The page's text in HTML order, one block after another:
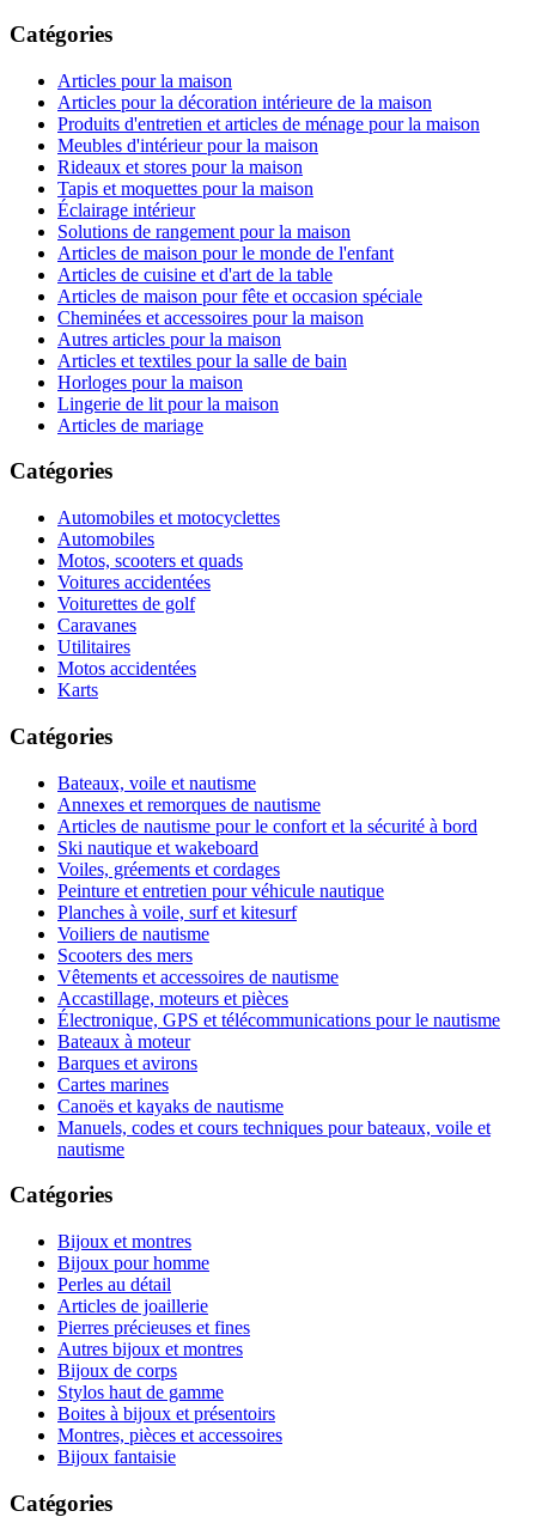
Catégories
Articles pour la maison
Articles pour la décoration intérieure de la maison
Produits d'entretien et articles de ménage pour la maison
Meubles d'intérieur pour la maison
Rideaux et stores pour la maison
Tapis et moquettes pour la maison
Éclairage intérieur
Solutions de rangement pour la maison
Articles de maison pour le monde de l'enfant
Articles de cuisine et d'art de la table
Articles de maison pour fête et occasion spéciale
Cheminées et accessoires pour la maison
Autres articles pour la maison
Articles et textiles pour la salle de bain
Horloges pour la maison
Lingerie de lit pour la maison
Articles de mariage
Catégories
Automobiles et motocyclettes
Automobiles
Motos, scooters et quads
Voitures accidentées
Voiturettes de golf
Caravanes
Utilitaires
Motos accidentées
Karts
Catégories
Bateaux, voile et nautisme
Annexes et remorques de nautisme
Articles de nautisme pour le confort et la sécurité à bord
Ski nautique et wakeboard
Voiles, gréements et cordages
Peinture et entretien pour véhicule nautique
Planches à voile, surf et kitesurf
Voiliers de nautisme
Scooters des mers
Vêtements et accessoires de nautisme
Accastillage, moteurs et pièces
Électronique, GPS et télécommunications pour le nautisme
Bateaux à moteur
Barques et avirons
Cartes marines
Canoës et kayaks de nautisme
Manuels, codes et cours techniques pour bateaux, voile et
nautisme
Catégories
Bijoux et montres
Bijoux pour homme
Perles au détail
Articles de joaillerie
Pierres précieuses et fines
Autres bijoux et montres
Bijoux de corps
Stylos haut de gamme
Boites à bijoux et présentoirs
Montres, pièces et accessoires
Bijoux fantaisie
Catégories